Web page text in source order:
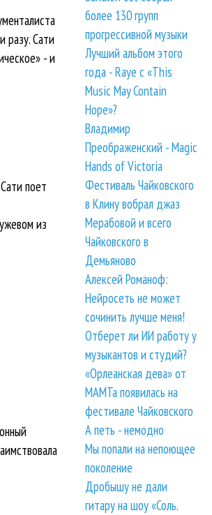
разу. Сати
- и
поет
из
более 130 групп
прогрессивной музыки
Лучший альбом этого
года - Raye с «This
Music May Contain
Hope»?
Владимир
Преображенский - Magic
Hands of Victoria
Фестиваль Чайковского
в Клину вобрал джаз
Мерабовой и всего
Чайковского в
Демьяново
Алексей Романоф:
Нейросеть не может
сочинить лучше меня!
Отберет ли ИИ работу у
музыкантов и студий?
«Орлеанская дева» от
МАМТа появилась на
фестивале Чайковского
А петь - немодно
Мы попали на непоющее
поколение
Дробышу не дали
гитару на шоу «Соль.